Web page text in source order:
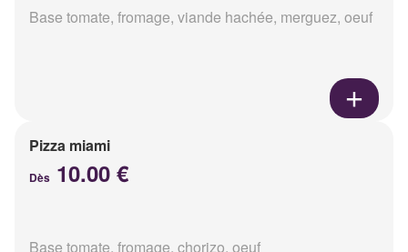
Base tomate, fromage, viande hachée, merguez, oeuf
Pizza miami
Dès 10.00 €
Base tomate, fromage, chorizo, oeuf